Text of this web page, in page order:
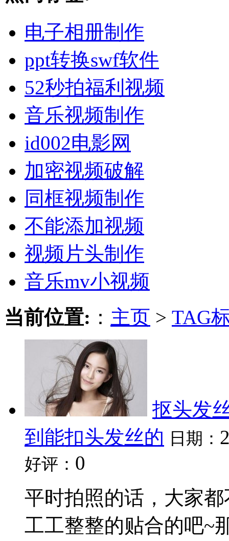
电子相册制作
ppt转换swf软件
52秒拍福利视频
音乐视频制作
id002电影网
加密视频破解
同框视频制作
不能添加视频
视频片头制作
音乐mv小视频
当前位置: ： 主页 > TAG
抠头发
到能扣头发丝的 日期：
好评： 0
平时拍照的话，大家
工工整整的贴合的吧~